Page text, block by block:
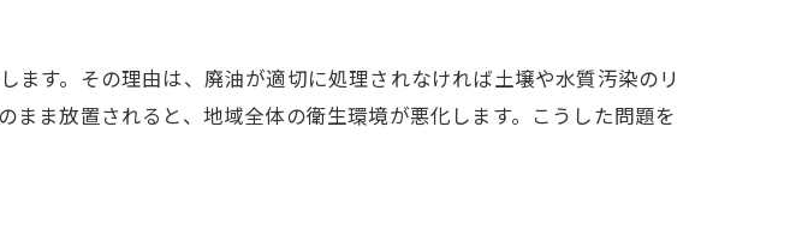
切り拓く未来像
な社会構築の方法
環境への貢献
す。その理由は、廃油が適切に処理されなければ土壌や水質汚染のリ
ま放置されると、地域全体の衛生環境が悪化します。こうした問題を